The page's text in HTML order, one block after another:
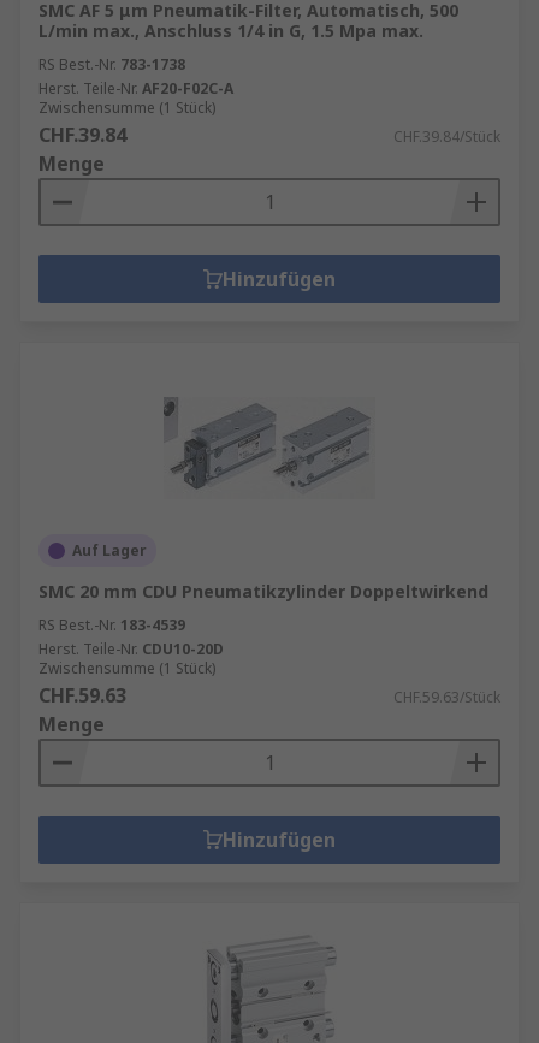
SMC AF 5 μm Pneumatik-Filter, Automatisch, 500
L/min max., Anschluss 1/4 in G, 1.5 Mpa max.
RS Best.-Nr. 783-1738
Herst. Teile-Nr. AF20-F02C-A
Zwischensumme (1 Stück)
CHF.39.84 CHF.39.84/Stück
Menge
Hinzufügen
Auf Lager
SMC 20 mm CDU Pneumatikzylinder Doppeltwirkend
RS Best.-Nr. 183-4539
Herst. Teile-Nr. CDU10-20D
Zwischensumme (1 Stück)
CHF.59.63 CHF.59.63/Stück
Menge
Hinzufügen